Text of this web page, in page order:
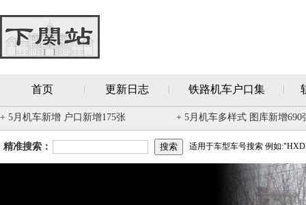
首页 更新日志 铁路机车户口集
+ 5月机车新增 户口新增175张 + 5月机车多样式 图库新增690
精准搜索： 适用于车型车号搜索 例如